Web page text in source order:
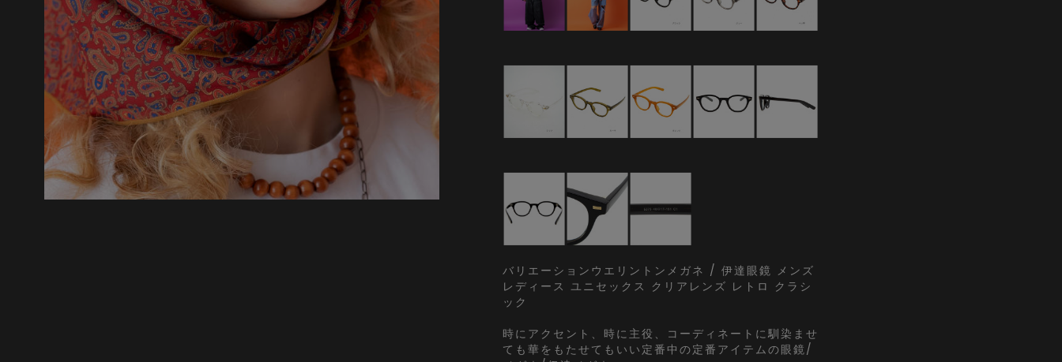
バリエーションウエリントンメガネ / 伊達眼鏡 メンズ
レディース ユニセックス クリアレンズ レトロ クラシ
ック
時にアクセント、時に主役、コーディネートに馴染ませ
ても華をもたせてもいい定番中の定番アイテムの眼鏡/